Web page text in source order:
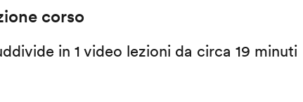
corso
in 1 video lezioni da circa 19 minuti